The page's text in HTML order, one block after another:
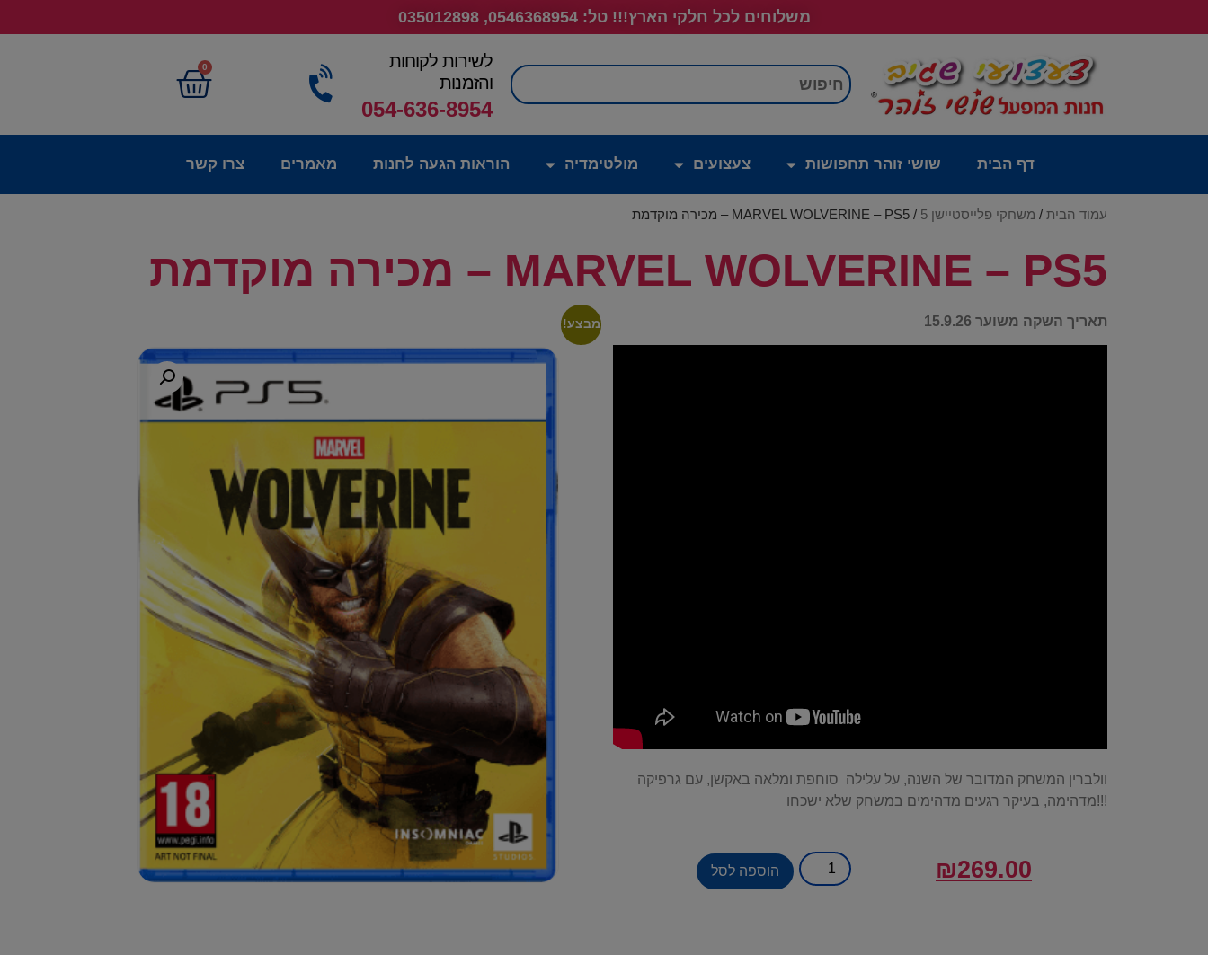
משלוחים לכל חלקי הארץ!!! טל: 0546368954, 035012898
חיפוש
לשירות לקוחות
והזמנות
054-636-8954
0
דף הבית שושי זוהר תחפושות צעצועים מולטימדיה הוראות הגעה לחנות מאמרים צרו קשר
עמוד הבית / משחקי פלייסטיישן 5 / MARVEL WOLVERINE – PS5 – מכירה מוקדמת
MARVEL WOLVERINE – PS5 – מכירה מוקדמת
תאריך השקה משוער 15.9.26
וולברין המשחק המדובר של השנה, על עלילה סוחפת ומלאה באקשן, עם גרפיקה
מדהימה, בעיקר רגעים מדהימים במשחק שלא ישכחו!!!
₪269.00 הוספה לסל
מבצע!